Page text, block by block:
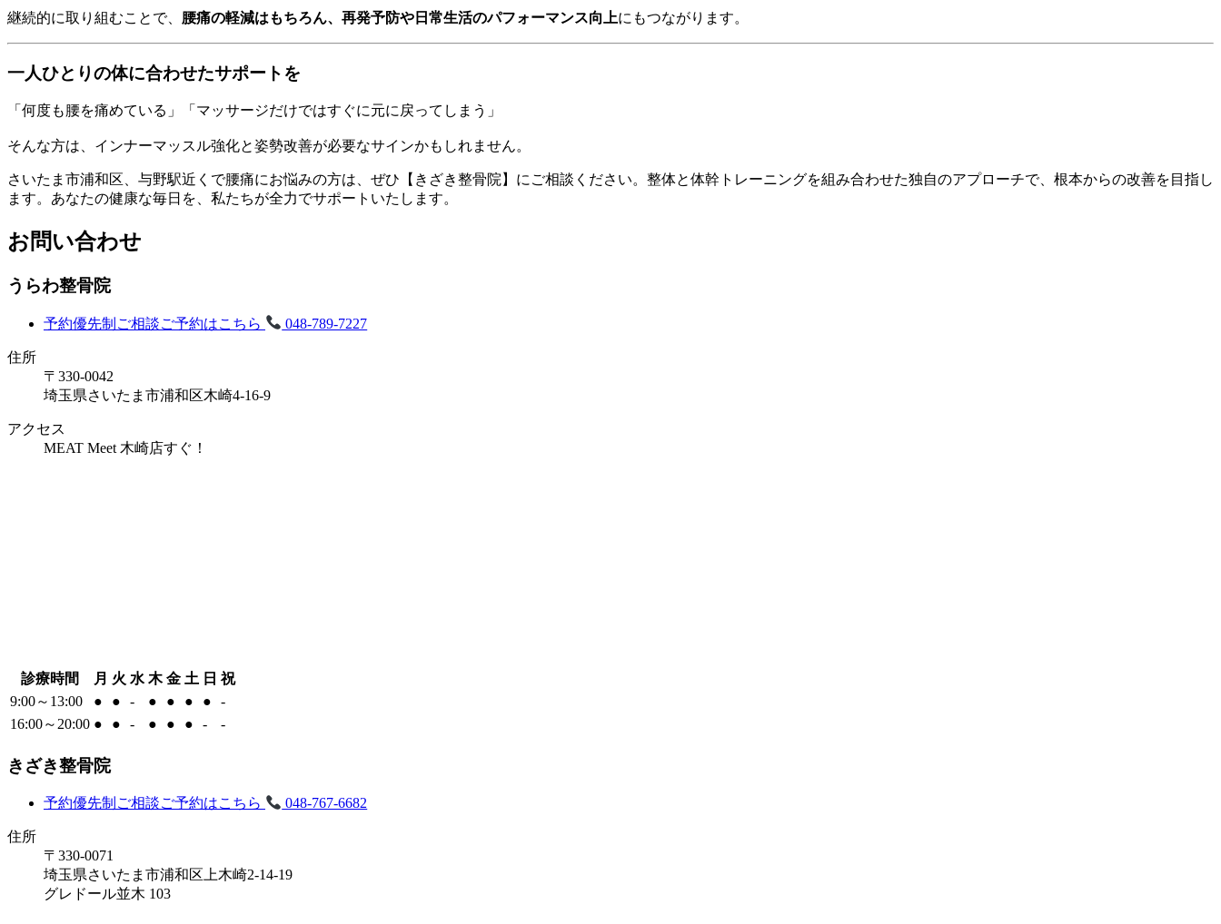
継続的に取り組むことで、 腰痛の軽減はもちろん、再発予防や日常生活のパフォーマンス向上にもつながります。
一人ひとりの体に合わせたサポートを
「何度も腰を痛めている」「マッサージだけではすぐに元に戻ってしまう」
そんな方は、インナーマッスル強化と姿勢改善が必要なサインかもしれません。
さいたま市浦和区、与野駅近くで腰痛にお悩みの方は、ぜひ【きざき整骨院】にご相談ください。整体と体幹トレーニングを組み合わせた独自のアプローチで、根本からの改善を目指し
ます。あなたの健康な毎日を、私たちが全力でサポートいたします。
お問い合わせ
うらわ整骨院
予約優先制 ご相談ご予約はこちら 048-789-7227
住所
〒330-0042
埼玉県さいたま市浦和区木崎4-16-9
アクセス
MEAT Meet 木崎店すぐ！
診療時間 月 火 水 木 金 土 日 祝
9:00～13:00
● ● - ● ● ● ●
-
16:00～20:00 ● ● - ● ● ● - -
きざき整骨院
予約優先制 ご相談ご予約はこちら 048-767-6682
住所
〒330-0071
埼玉県さいたま市浦和区上木崎2-14-19
グレドール並木 103